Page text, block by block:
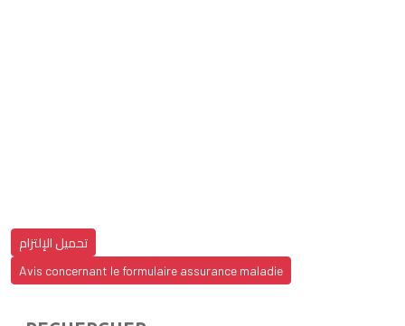
تحميل الإلتزام
Avis concernant le formulaire assurance maladie